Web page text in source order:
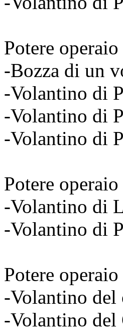
Potere
-Bozza di un
-Volantino di
-Volantino di
-Volantino di
Potere
-Volantino di
-Volantino di
Potere
-Volantino del
-Volantino del